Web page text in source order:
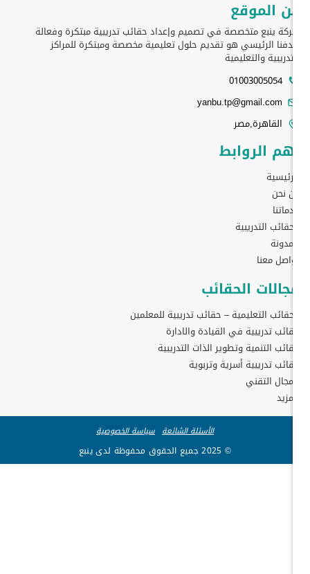
الموقع
ينبع متخصصة في تصميم وإعداد حقائب تدريبية مبتكرة وفعالة
الرئيسي هو تقديم حلول تعليمية مخصصة ومبتكرة للمراكز
والتعليمية
01003005054
yanbu.tp@gmail.com
القاهرة,مصر
الروابط
نحن
التدريبية
معنا
الحقائب
التعليمية – حقائب تدريبية للمعلمين
تدريبية في القيادة والادارة
التنمية وتطوير الذات التدريبية
تدريبية أسرية وتربوية
التقني
الأسئلة الشائعة سياسة الخصوصية